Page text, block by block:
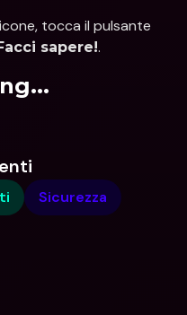
sapere!.
Sicurezza